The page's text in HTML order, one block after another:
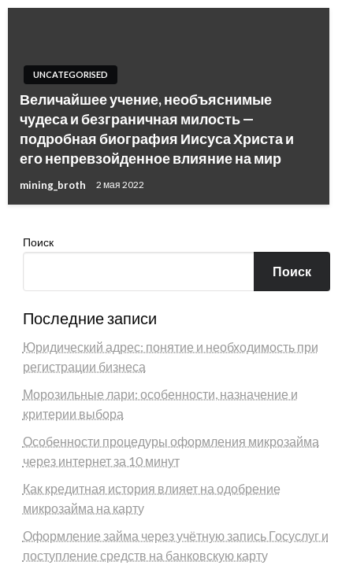
UNCATEGORISED
Величайшее учение, необъяснимые
чудеса и безграничная милость —
подробная биография Иисуса Христа и
его непревзойденное влияние на мир
mining_broth 2 мая 2022
Поиск
Поиск
Последние записи
Юридический адрес: понятие и необходимость при
регистрации бизнеса
Морозильные лари: особенности, назначение и
критерии выбора
Особенности процедуры оформления микрозайма
через интернет за 10 минут
Как кредитная история влияет на одобрение
микрозайма на карту
Оформление займа через учётную запись Госуслуг и
поступление средств на банковскую карту